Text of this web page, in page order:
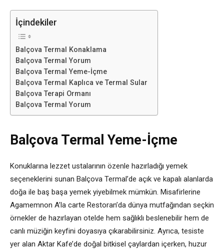
İçindekiler
Balçova Termal Konaklama
Balçova Termal Yorum
Balçova Termal Yeme-İçme
Balçova Termal Kaplıca ve Termal Sular
Balçova Terapi Ormanı
Balçova Termal Yorum
Balçova Termal Yeme-İçme
Konuklarına lezzet ustalarının özenle hazırladığı yemek
seçeneklerini sunan Balçova Termal’de açık ve kapalı alanlarda
doğa ile baş başa yemek yiyebilmek mümkün. Misafirlerine
Agamemnon A’la carte Restoran’da dünya mutfağından seçkin
örnekler de hazırlayan otelde hem sağlıklı beslenebilir hem de
canlı müziğin keyfini doyasıya çıkarabilirsiniz. Ayrıca, tesiste
yer alan Aktar Kafe’de doğal bitkisel çaylardan içerken, huzur